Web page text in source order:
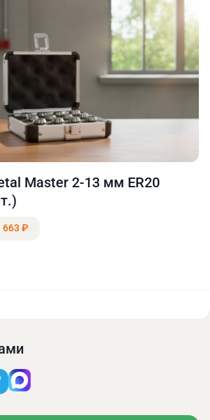
Master 2-13 мм ER20
663 ₽